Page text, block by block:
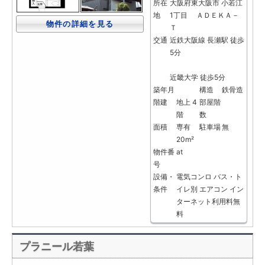
物件の詳細を見る
所在
地
大阪府東大阪市 小若江
1丁目 ＡＤＥＫＡ－
Ｔ
交通 近鉄大阪線 長瀬駅 徒歩
5分
近畿大学 徒歩5分
築年月
構造
鉄骨造
階建
地上 4
階
部屋階
数
面積
専有
20m²
駐車場無
物件番
号
at
設備・
条件
電気コンロ バス・ト
イレ別 エアコン イン
ターネット利用料無
料
プラニール若葉